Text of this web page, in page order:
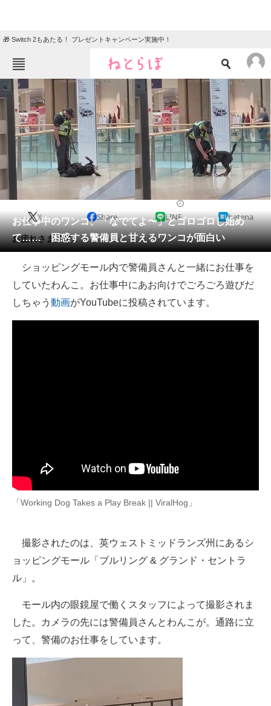
🎁 Switch 2もあたる！ プレゼントキャンペーン実施中！
ねとらぼメニュー
TOP ニュース
エンタメ クイズ
グルメ 地域
住まい 教育・育児
会員記事
メディア
注目記事を集めた総合ページ
ITの今と未来を見通す
スマホと通信の最新トレンド
経営リーダーのコミュニティ
マーケ×ITの今がよく分かる
企業向けIT製品の総合サイト
IT製品の技術・比較・事例
製造業のIT導入・活用を支援
モノづくり技術者専門サイト
エレクトロニクス専門サイト
お仕事中のワンコ、「なでてよ〜」とゴロゴロし始め
て…… 困惑する警備員と甘えるワンコが面白い
X Share LINE hatena
お疲れさまです。
ショッピングモール内で警備員さんと一緒にお仕事を
していたわんこ。お仕事中にあお向けでごろごろ遊びだ
しちゃう 動画がYouTubeに投稿されています。
「Working Dog Takes a Play Break || ViralHog」
撮影されたのは、英ウェストミッドランズ州にあるシ
ョッピングモール「ブルリング & グランド・セントラ
ル」。
モール内の眼鏡屋で働くスタッフによって撮影されま
した。カメラの先には警備員さんとわんこが。通路に立
って、警備のお仕事をしています。